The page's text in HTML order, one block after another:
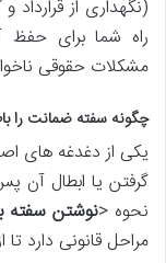
(نگهداری از
راه شما برای حفظ
مشکلات حقوقی
چگونه سفته ضمانت را
یکی از دغدغه های
گرفتن یا ابطال آن
نحوه <نوشتن سفته
مراحل قانونی دارد